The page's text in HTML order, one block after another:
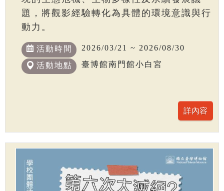
題，將觀影經驗轉化為具體的環境意識與行
動力。
活動時間 2026/03/21 ~ 2026/08/30
活動地點 臺博館南門館小白宮